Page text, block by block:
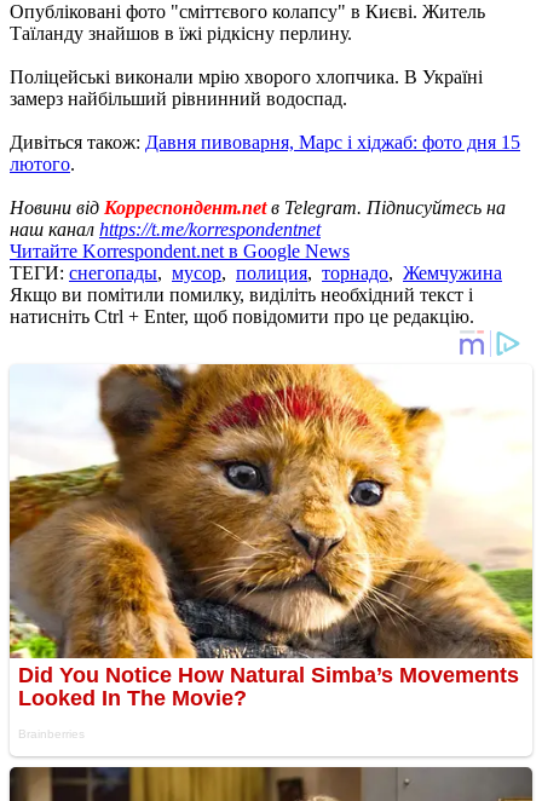
Опубліковані фото "сміттєвого колапсу" в Києві. Житель
Таїланду знайшов в їжі рідкісну перлину.
Поліцейські виконали мрію хворого хлопчика. В Україні
замерз найбільший рівнинний водоспад.
Дивіться також: Давня пивоварня, Марс і хіджаб: фото дня 15
лютого.
Новини від Корреспондент.netв Telegram. Підписуйтесь на
наш канал https://t.me/korrespondentnet
Читайте Korrespondent.net в Google News
ТЕГИ: снегопады, мусор, полиция, торнадо, Жемчужина
Якщо ви помітили помилку, виділіть необхідний текст і
натисніть Ctrl + Enter, щоб повідомити про це редакцію.